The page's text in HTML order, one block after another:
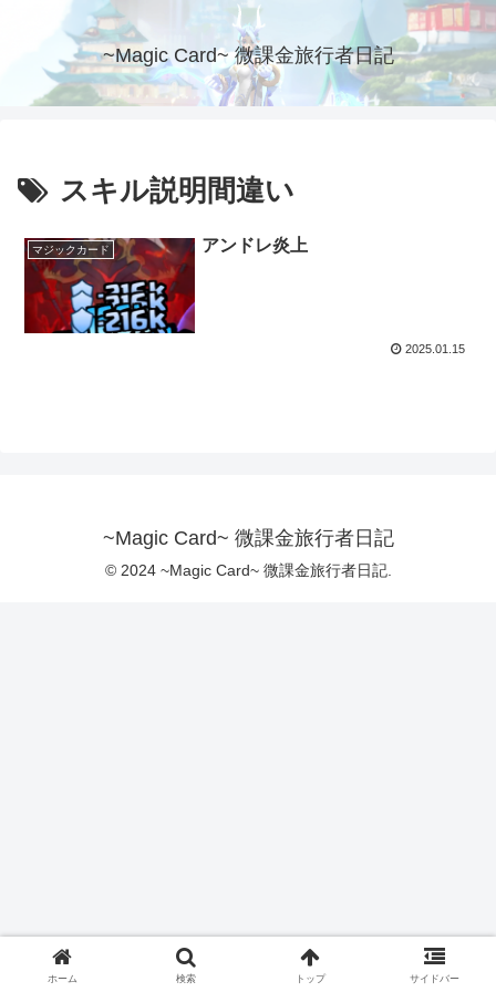
~Magic Card~ 微課金旅行者日記
スキル説明間違い
マジックカード アンドレ炎上
2025.01.15
~Magic Card~ 微課金旅行者日記
© 2024 ~Magic Card~ 微課金旅行者日記.
ホーム 検索 トップ サイドバー